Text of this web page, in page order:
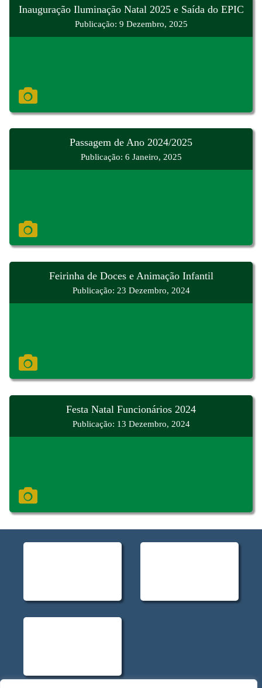
Inauguração Iluminação Natal 2025 e Saída do EPIC
Publicação: 9 Dezembro, 2025
Passagem de Ano 2024/2025
Publicação: 6 Janeiro, 2025
Feirinha de Doces e Animação Infantil
Publicação: 23 Dezembro, 2024
Festa Natal Funcionários 2024
Publicação: 13 Dezembro, 2024